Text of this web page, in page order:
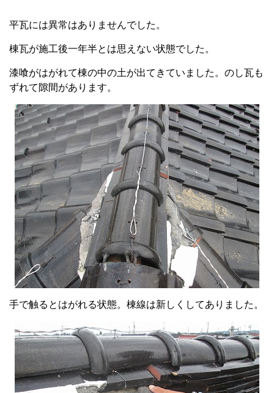
平瓦には異常はありませんでした。
棟瓦が施工後一年半とは思えない状態でした。
漆喰がはがれて棟の中の土が出てきていました。のし瓦も
ずれて隙間があります。
手で触るとはがれる状態。棟線は新しくしてありました。